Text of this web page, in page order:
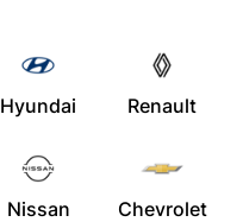
Hyundai Renault
Nissan Chevrolet